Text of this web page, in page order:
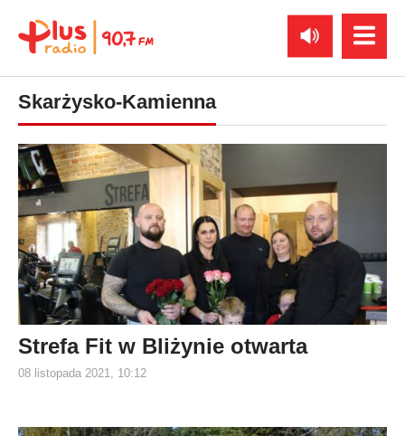
Skarżysko-Kamienna
Strefa Fit w Bliżynie otwarta
08 listopada 2021, 10:12